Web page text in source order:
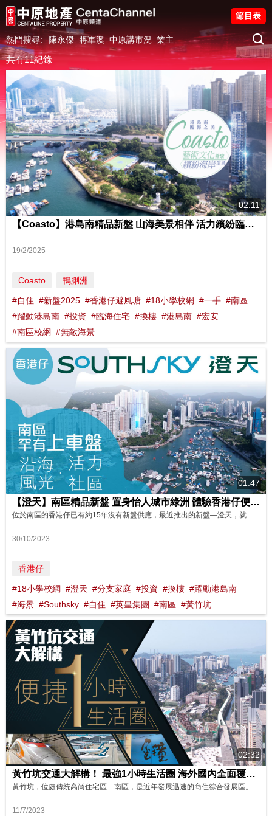
熱門搜尋: 陳永傑 將軍澳 中原講市況 業主
節目表
共有11紀錄
02:11
【Coasto】港島南精品新盤 山海美景相伴 活力繽紛臨海生活 影片來源 : FINANCE 730
19/2/2025
Coasto 鴨脷洲
#自住 #新盤2025 #香港仔避風塘 #18小學校網 #一手 #南區
#躍動港島南 #投資 #臨海住宅 #換樓 #港島南 #宏安
#南區校網 #無敵海景
01:47
【澄天】南區精品新盤 置身怡人城市綠洲 體驗香港仔便捷生活 影片來源：FINANCE 730
30/10/2023
香港仔
#18小學校網 #澄天 #分支家庭 #投資 #換樓 #躍動港島南
#海景 #Southsky #自住 #英皇集團 #南區 #黃竹坑
02:32
黃竹坑交通大解構！ 最強1小時生活圈 海外國內全面覆蓋 #港島南岸 影片來源 : FINANCE 730
黃竹坑，位處傳統高尚住宅區—南區，是近年發展迅速的商住綜合發展區。不但擁有寧靜優質環境，交通亦相當便利！ 自港鐵南港島綫通車，黃竹坑交通網絡進一步升級。透過港鐵出行，無論是港九新界﹑國內，甚至是海外，都能夠迅速接軌。 優越豪宅地段，加上全面的便捷交通網，令黃竹坑如虎添翼，成為更具價值的宜居國度。
11/7/2023